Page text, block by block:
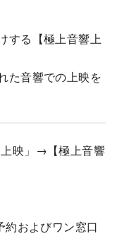
する【極上音響上
た音響での上映を
映」→【極上音響
およびワン窓口